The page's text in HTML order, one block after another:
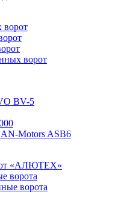
ворот
ворот
BV-5
Motors ASB6
«АЛЮТЕХ»
ворота
ворота